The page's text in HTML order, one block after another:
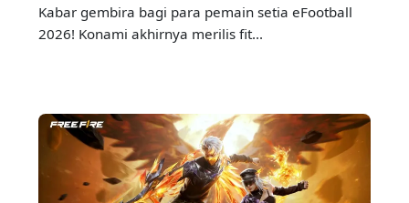
Kabar gembira bagi para pemain setia eFootball
2026! Konami akhirnya merilis fit...